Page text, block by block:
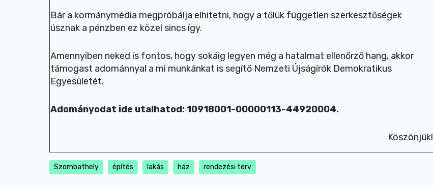
Bár a kormánymédia megpróbálja elhitetni, hogy a tőlük független szerkesztőségek
úsznak a pénzben ez közel sincs így.
Amennyiben neked is fontos, hogy sokáig legyen még a hatalmat ellenőrző hang, akkor
támogast adománnyal a mi munkánkat is segítő Nemzeti Újságírók Demokratikus
Egyesületét.
Adományodat ide utalhatod: 10918001-00000113-44920004.
Köszönjük!
Szombathely építés lakás ház rendezési terv